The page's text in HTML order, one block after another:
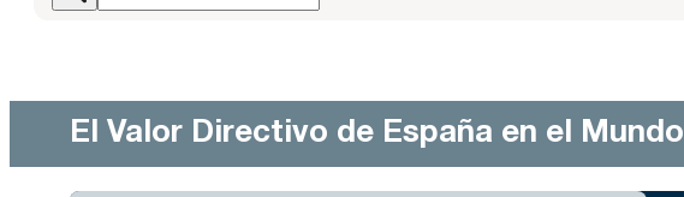
El Valor Directivo de España en el Mundo